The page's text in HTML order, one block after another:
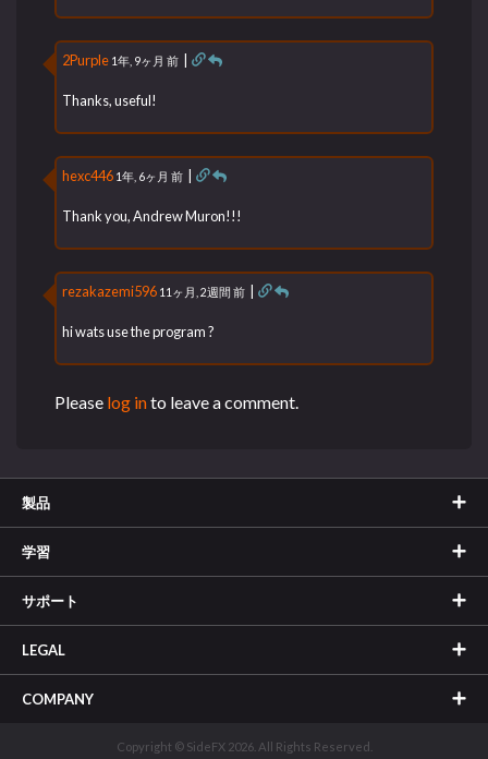
2Purple 1年, 9ヶ月 前 |
Thanks, useful!
hexc446 1年, 6ヶ月 前 |
Thank you, Andrew Muron!!!
rezakazemi596 11ヶ月, 2週間 前 |
hi wats use the program ?
Please log into leave a comment.
製品
学習
サポート
LEGAL
COMPANY
Copyright © SideFX 2026. All Rights Reserved.